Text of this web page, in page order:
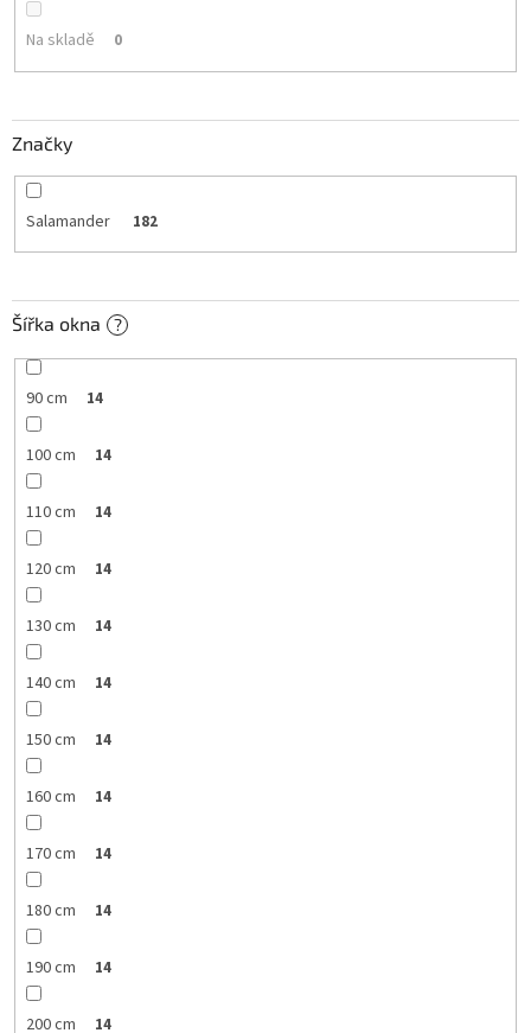
ů
Na skladě 0
Značky
Salamander 182
Šířka okna ?
90 cm 14
100 cm 14
110 cm 14
120 cm 14
130 cm 14
140 cm 14
150 cm 14
160 cm 14
170 cm 14
180 cm 14
190 cm 14
200 cm 14